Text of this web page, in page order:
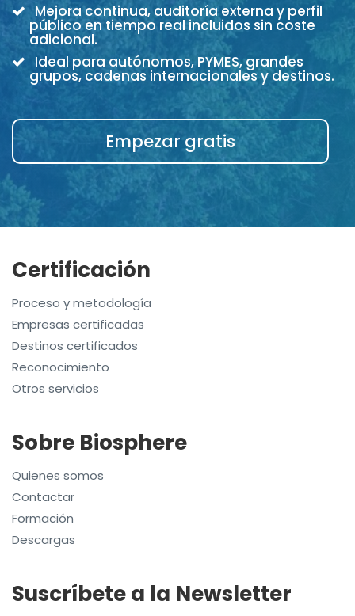
Mejora continua, auditoría externa y perfil
público en tiempo real incluidos sin coste
adicional.
Ideal para autónomos, PYMES, grandes
grupos, cadenas internacionales y destinos.
Empezar gratis
Certificación
Proceso y metodología
Empresas certificadas
Destinos certificados
Reconocimiento
Otros servicios
Sobre Biosphere
Quienes somos
Contactar
Formación
Descargas
Suscríbete a la Newsletter